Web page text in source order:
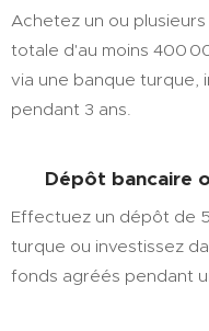
Achetez un ou
totale d'au moins 400
via une banque turque,
pendant 3 ans.
Dépôt bancaire
Effectuez un dépôt de
turque ou investissez
fonds agréés pendant